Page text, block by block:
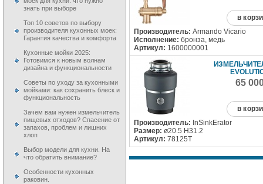
в
Производитель: Armando Vicario
Исполнение: бронза, медь
Артикул: 1600000001
65
в
Производитель: InSinkErator
Размер: ø20.5 H31.2
Артикул: 78125T
знать при выборе
Топ 10 советов по выбору
производителя кухонных моек:
Гарантия качества и комфорта
Кухонные мойки 2025:
Готовимся к новым волнам
дизайна и функциональности
Советы по уходу за кухонными
мойками: как сохранить блеск и
функциональность
Зачем вам нужен измельчитель
пищевых отходов? Спасение от
запахов, проблем и лишних
хлоп
Выбор модели для кухни. На
что обратить внимание?
Особенности кухонных
раковин.